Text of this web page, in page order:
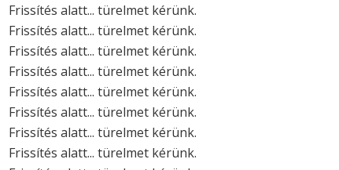
Frissítés alatt... türelmet kérünk.
Frissítés alatt... türelmet kérünk.
Frissítés alatt... türelmet kérünk.
Frissítés alatt... türelmet kérünk.
Frissítés alatt... türelmet kérünk.
Frissítés alatt... türelmet kérünk.
Frissítés alatt... türelmet kérünk.
Frissítés alatt... türelmet kérünk.